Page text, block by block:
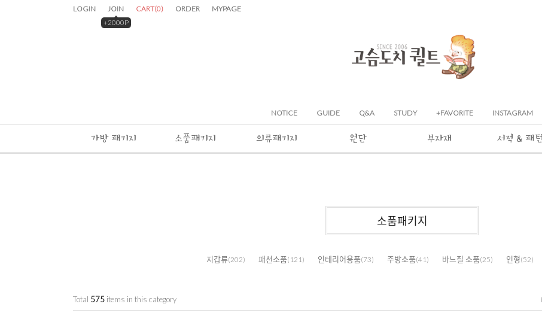
LOGIN
JOIN
+2000P
CART(0) ORDER MYPAGE
NOTICE GUIDE Q&A STUDY +FAVORITE INSTAGRAM
가방 패키지 소품패키지 의류패키지 원단 부자재 서적 & 패
소품패키지
지갑류(202) 패션소품(121) 인테리어용품(73) 주방소품(41) 바느질 소품(25) 인형(52)
Total 575 items in this category